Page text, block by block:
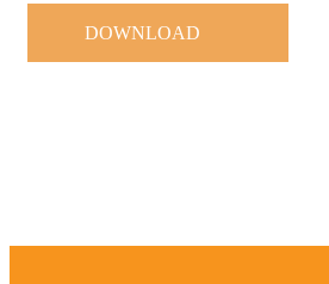
DOWNLOAD